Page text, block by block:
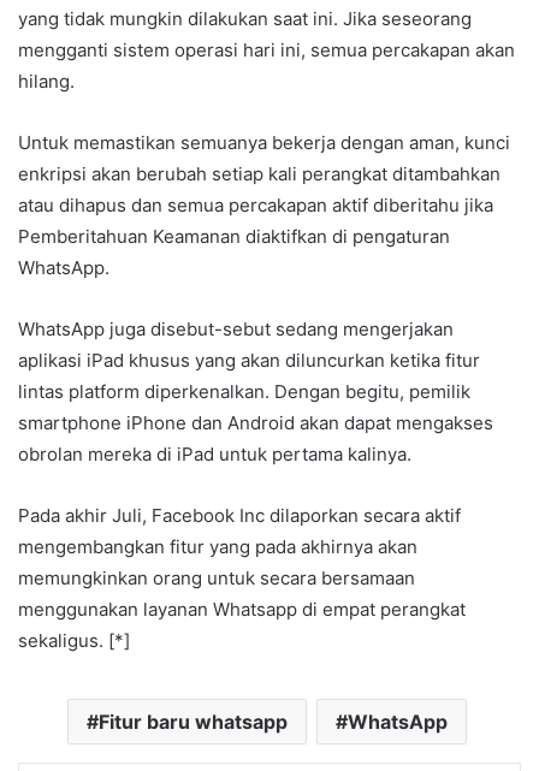
yang tidak mungkin dilakukan saat ini. Jika seseorang
mengganti sistem operasi hari ini, semua percakapan akan
hilang.
Untuk memastikan semuanya bekerja dengan aman, kunci
enkripsi akan berubah setiap kali perangkat ditambahkan
atau dihapus dan semua percakapan aktif diberitahu jika
Pemberitahuan Keamanan diaktifkan di pengaturan
WhatsApp.
WhatsApp juga disebut-sebut sedang mengerjakan
aplikasi iPad khusus yang akan diluncurkan ketika fitur
lintas platform diperkenalkan. Dengan begitu, pemilik
smartphone iPhone dan Android akan dapat mengakses
obrolan mereka di iPad untuk pertama kalinya.
Pada akhir Juli, Facebook Inc dilaporkan secara aktif
mengembangkan fitur yang pada akhirnya akan
memungkinkan orang untuk secara bersamaan
menggunakan layanan Whatsapp di empat perangkat
sekaligus. [*]
Fitur baru whatsapp WhatsApp